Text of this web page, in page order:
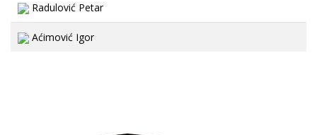
Radulović Petar
Aćimović Igor